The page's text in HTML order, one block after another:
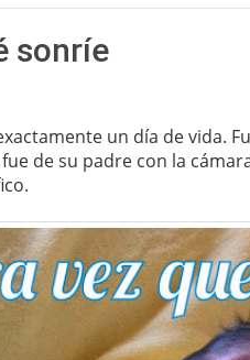
sonríe
un día de vida.
de su padre con la